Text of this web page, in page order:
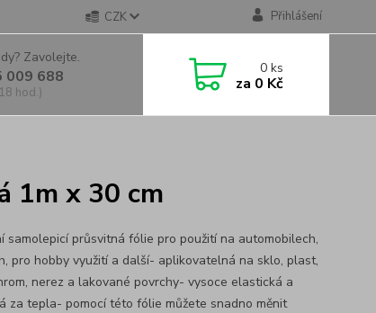
CZK Přihlášení
Zavolejte.
009 688
hod.)
0ks
za 0 Kč
1m x 30 cm
samolepicí průsvitná fólie pro použití na automobilech,
pro hobby využití a další- aplikovatelná na sklo, plast,
nerez a lakované povrchy- vysoce elastická a
za tepla- pomocí této fólie můžete snadno měnit